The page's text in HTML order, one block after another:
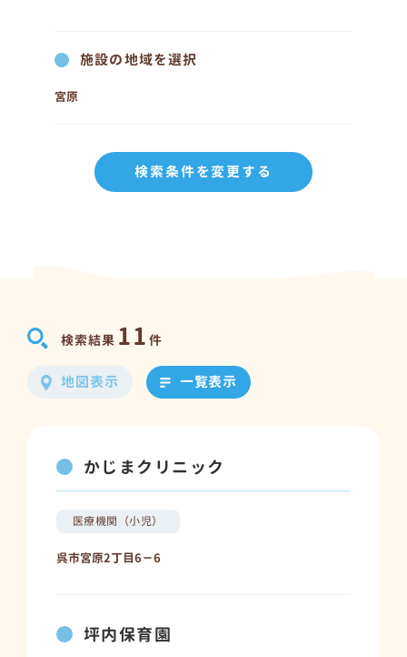
施設の地域を選択
宮原
検索条件を変更する
検索結果 11 件
地図表示 一覧表示
かじまクリニック
医療機関（小児）
呉市宮原2丁目6－6
坪内保育園